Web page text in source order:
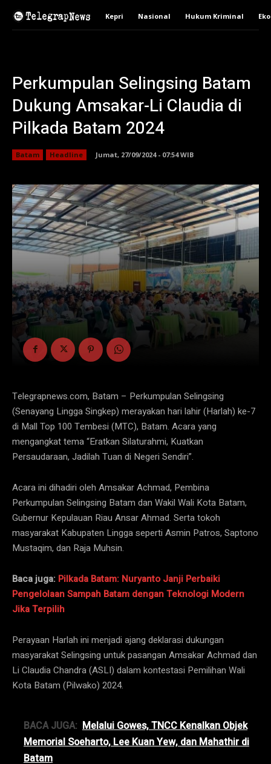
Kepri Nasional Hukum Kriminal
Perkumpulan Selingsing Batam
Dukung Amsakar-Li Claudia di
Pilkada Batam 2024
Batam Headline Jumat, 27/09/2024 - 07:54 WIB
Telegrapnews.com, Batam – Perkumpulan Selingsing
(Senayang Lingga Singkep) merayakan hari lahir (Harlah) ke-7
di Mall Top 100 Tembesi (MTC), Batam. Acara yang
mengangkat tema “Eratkan Silaturahmi, Kuatkan
Persaudaraan, Jadilah Tuan di Negeri Sendiri”.
Acara ini dihadiri oleh Amsakar Achmad, Pembina
Perkumpulan Selingsing Batam dan Wakil Wali Kota Batam,
Gubernur Kepulauan Riau Ansar Ahmad. Serta tokoh
masyarakat Kabupaten Lingga seperti Asmin Patros, Saptono
Mustaqim, dan Raja Muhsin.
Baca juga: Pilkada Batam: Nuryanto Janji Perbaiki
Pengelolaan Sampah Batam dengan Teknologi Modern
Jika Terpilih
Perayaan Harlah ini menjadi ajang deklarasi dukungan
masyarakat Selingsing untuk pasangan Amsakar Achmad dan
Li Claudia Chandra (ASLI) dalam kontestasi Pemilihan Wali
Kota Batam (Pilwako) 2024.
BACA JUGA: Melalui Gowes, TNCC Kenalkan Objek
Memorial Soeharto, Lee Kuan Yew, dan Mahathir di
Batam